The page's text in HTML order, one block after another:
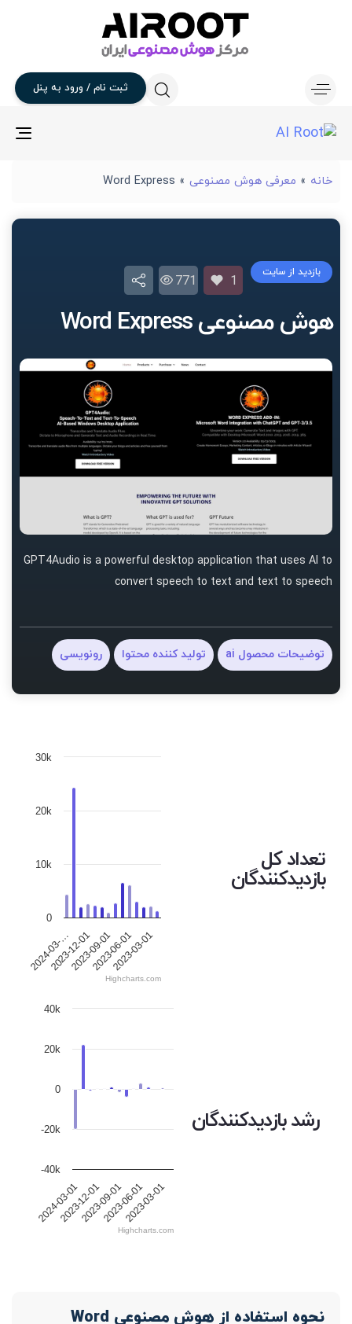
ثبت نام / ورود به پنل
خانه » معرفی هوش مصنوعی »
Word Express
هوش مصنوعی Word Express
بازدید از سایت
1
771
GPT4Audio is a powerful desktop application that uses AI to
convert speech to text and text to speech
توضیحات محصول ai تولید کننده محتوا رونویسی
تعداد کل
بازدیدکنندگان
2024-03-…
2023-12-012023-09-012023-06-01
2023-03-01
0
10k
20k
30k
Highcharts.com
رشد بازدیدکنندگان
2024-03-01
2023-12-012023-09-012023-06-012023-03-01
-20k
0
20k
-40k
40k
Highcharts.com
نحوه استفاده از هوش مصنوعی Word